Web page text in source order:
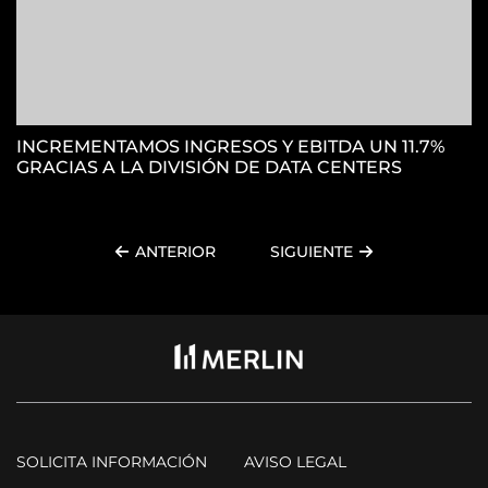
INCREMENTAMOS INGRESOS Y EBITDA UN 11.7%
GRACIAS A LA DIVISIÓN DE DATA CENTERS
ANTERIOR SIGUIENTE
SOLICITA INFORMACIÓN AVISO LEGAL